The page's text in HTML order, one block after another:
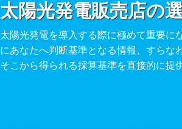
太陽光発電販売店の
太陽光発電を導入する際に極めて重要に
にあなたへ判断基準となる情報、すらな
そこから得られる採算基準を直接的に提